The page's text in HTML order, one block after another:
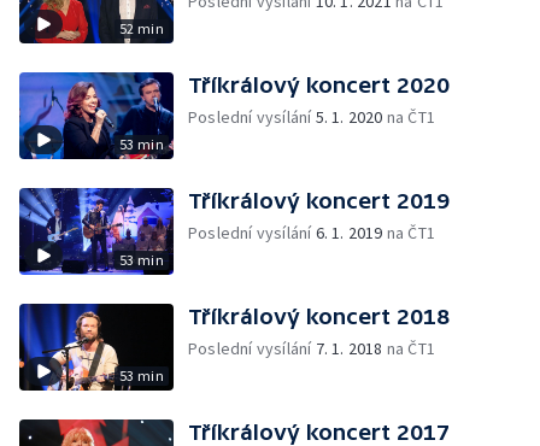
52 min
53 min
Tříkrálový koncert 2020
Poslední vysílání5. 1. 2020 na ČT1
53 min
Tříkrálový koncert 2019
Poslední vysílání6. 1. 2019 na ČT1
53 min
Tříkrálový koncert 2018
Poslední vysílání 7. 1. 2018 na ČT1
Tříkrálový koncert 2017